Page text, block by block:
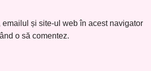
și site-ul web în acest navigator
o să comentez.